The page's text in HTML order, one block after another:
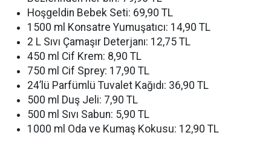
Hoşgeldin Bebek Seti: 69,90 TL
1500 ml Konsatre Yumuşatıcı: 14,90 TL
2 L Sıvı Çamaşır Deterjanı: 12,75 TL
450 ml Cif Krem: 8,90 TL
750 ml Cif Sprey: 17,90 TL
24’lü Parfümlü Tuvalet Kağıdı: 36,90 TL
500 ml Duş Jeli: 7,90 TL
500 ml Sıvı Sabun: 5,90 TL
1000 ml Oda ve Kumaş Kokusu: 12,90 TL